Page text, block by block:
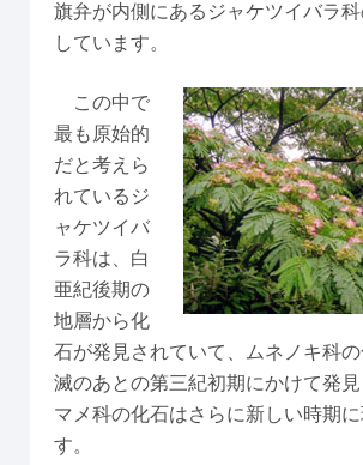
旗弁が内側にあるジャケツイバラ
しています。
この中で
最も原始的
だと考えら
れているジ
ャケツイバ
ラ科は、白
亜紀後期の
地層から化
石が発見されていて、ムネノキ科
滅のあとの第三紀初期にかけて発見
マメ科の化石はさらに新しい時期に
す。